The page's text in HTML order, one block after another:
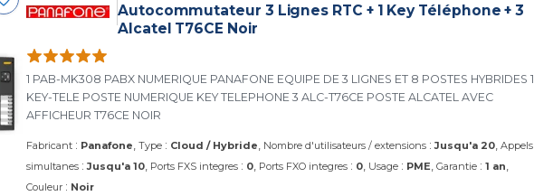
Autocommutateur 3 Lignes RTC + 1 Key Téléphone + 3
Alcatel T76CE Noir
1 PAB-MK308 PABX NUMERIQUE PANAFONE EQUIPE DE 3 LIGNES ET 8 POSTES HYBRIDES 1
KEY-TELE POSTE NUMERIQUE KEY TELEPHONE 3 ALC-T76CE POSTE ALCATEL AVEC
AFFICHEUR T76CE NOIR
Fabricant : Panafone Type : Cloud / Hybride Nombre d'utilisateurs / extensions :Jusqu'a 20 Appels
simultanes :Jusqu'a 10 Ports FXS integres : 0 Ports FXO integres : 0 Usage : PME Garantie : 1 an
Couleur : Noir